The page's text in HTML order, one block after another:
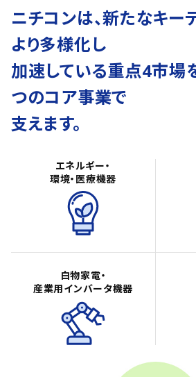
ニチコンは、新たなキー
より多様化し
加速している重点4市場
つのコア事業で
支えます。
エネルギー・
環境・医療機器
白物家電・
産業用インバータ機器